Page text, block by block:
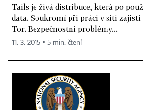
Tails je živá distribuce, která po
data. Soukromí při práci v síti
Tor. Bezpečnostní problémy...
11. 3. 2015 ▪ 5 min. čtení